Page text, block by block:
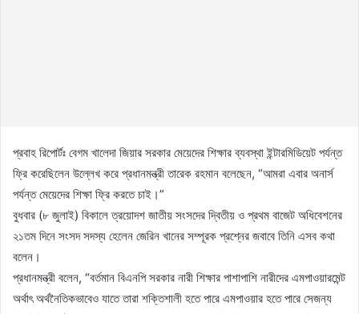
প্রবাহ রিপোর্টঃ বেগম খালেদা জিয়ার সরকার মেয়েদের শিক্ষার ব্যবস্থা ইন্টারমিডিয়েট পর্যন্ত
ফ্রি করেছিলেন উল্লেখ করে প্রধানমন্ত্রী তারেক রহমান বলেছেন, “আমরা এবার অনার্স
পর্যন্ত মেয়েদের শিক্ষা ফ্রি করতে চাই।”
বুধবার (৮ জুলাই) বিকালে ত্রয়োদশ জাতীয় সংসদের দ্বিতীয় ও প্রথম বাজেট অধিবেশনের
২১তম দিনে সংসদ সদস্য হেলেন জেরিন খানের সম্পূরক প্রশ্নের জবাবে তিনি এসব কথা
বলেন।
প্রধানমন্ত্রী বলেন, “বর্তমান বিএনপি সরকার নারী শিক্ষার পাশাপাশি নারীদের এমপাওয়ারমেন্ট
অর্থাৎ অর্থনৈতিকভাবেও যাতে তারা শক্তিশালী হতে পারে এমপাওয়ার হতে পারে সেজন্য